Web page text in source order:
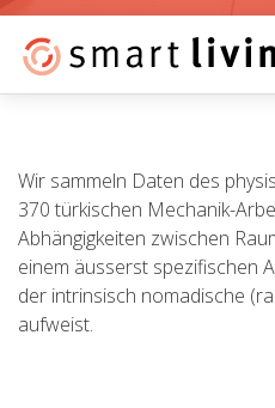
Wir sammeln Daten des
370 türkischen Mechanik-
Abhängigkeiten zwischen
einem äusserst spezifischen
der intrinsisch nomadische
aufweist.